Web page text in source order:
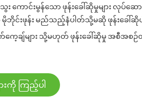
ကောင်းမွန်သော ဖုန်းခေါ်ဆိုမှုများ လုပ်ဆ
မိုဘိုင်းဖုန်း မည်သည့်နံပါတ်သို့မဆို ဖုန်းခေါ်ဆိုပ
ကေ့ချ်များ သို့မဟုတ် ဖုန်းခေါ်ဆိုမှု အစီအစ
းကို ကြည့်ပါ